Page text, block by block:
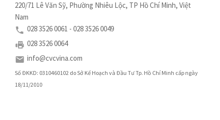
220/71 Lê Văn Sỹ, Phường Nhiêu Lộc, TP Hồ Chí Minh, Việt
Nam
028 3526 0061 - 028 3526 0049
028 3526 0064
info@cvcvina.com
Số ĐKKD: 0310460102 do Sở Kế Hoạch và Đầu Tư Tp. Hồ Chí Minh cấp ngày
18/11/2010